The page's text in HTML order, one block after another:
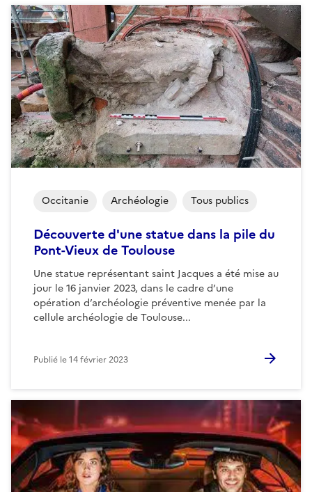
Découverte d'une statue dans la pile du
Pont-Vieux de Toulouse
Une statue représentant saint Jacques a été mise au
jour le 16 janvier 2023, dans le cadre d’une
opération d’archéologie préventive menée par la
cellule archéologie de Toulouse...
Occitanie Archéologie Tous publics
Publié le14 février 2023